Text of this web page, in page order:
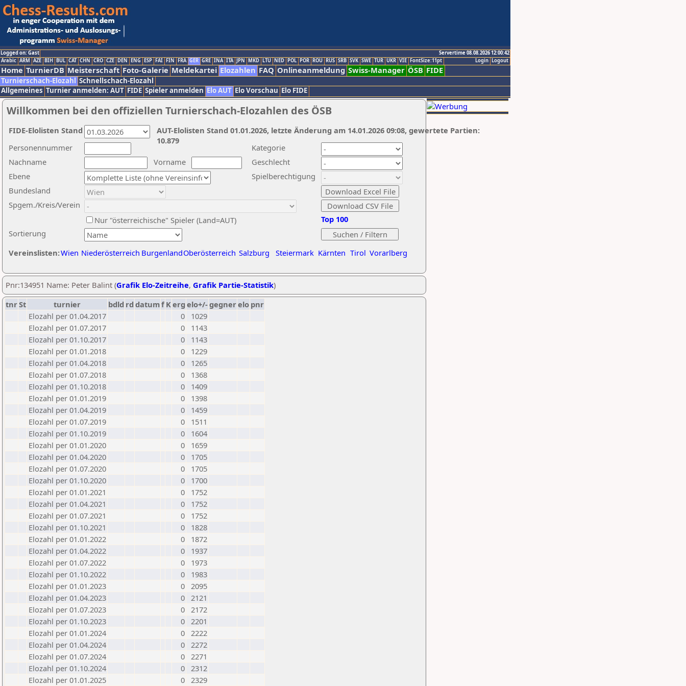
Logged on: Gast
Servertime 08.08.2026 12:00:42
Logout
Login
Arabic ARM AZE BIH BUL CAT CHN CRO CZE DEN ENG ESP FAI FIN FRA GER GRE INA ITA JPN MKD LTU NED POL POR ROU RUS SRB SVK SWE TUR UKR VIE FontSize:11pt
Home TurnierDB Meisterschaft Foto-Galerie Meldekartei Elozahlen FAQ Onlineanmeldung Swiss-Manager ÖSB FIDE
Turnierschach-Elozahl Schnellschach-Elozahl
Allgemeines Turnier anmelden: AUT FIDE Spieler anmelden Elo AUT Elo Vorschau Elo FIDE
Willkommen bei den offiziellen Turnierschach-Elozahlen des ÖSB
Nachname
Vorname
Ebene
Kategorie
Sortierung
Personennummer
Bundesland
Spgem./Kreis/Verein
Geschlecht
Nur "österreichische" Spieler (Land=AUT)
Spielberechtigung
Vereinslisten:Wien Niederösterreich BurgenlandOberösterreich Salzburg Steiermark Kärnten Tirol Vorarlberg
Top 100
AUT-Elolisten Stand 01.01.2026, letzte Änderung am 14.01.2026 09:08, gewertete Partien:
10.879
FIDE-Elolisten Stand
Pnr:134951 Name: Peter Balint (Grafik Elo-Zeitreihe, Grafik Partie-Statistik)
tnrSt turnier bdld rd datumf Kerg elo+/-gegnerelo pnr
Elozahl per 01.04.2017
0
1029
Elozahl per 01.07.2017
0
1143
Elozahl per 01.10.2017
0
1143
Elozahl per 01.01.2018
0
1229
Elozahl per 01.04.2018
0
1265
Elozahl per 01.07.2018
0
1368
Elozahl per 01.10.2018
0
1409
Elozahl per 01.01.2019
0
1398
Elozahl per 01.04.2019
0
1459
Elozahl per 01.07.2019
0
1511
Elozahl per 01.10.2019
0
1604
Elozahl per 01.01.2020
0
1659
Elozahl per 01.04.2020
0
1705
Elozahl per 01.07.2020
0
1705
Elozahl per 01.10.2020
0
1700
Elozahl per 01.01.2021
0
1752
Elozahl per 01.04.2021
0
1752
Elozahl per 01.07.2021
0
1752
Elozahl per 01.10.2021
0
1828
Elozahl per 01.01.2022
0
1872
Elozahl per 01.04.2022
0
1937
Elozahl per 01.07.2022
0
1973
Elozahl per 01.10.2022
0
1983
Elozahl per 01.01.2023
0 2095
Elozahl per 01.04.2023
0 2121
Elozahl per 01.07.2023
0 2172
Elozahl per 01.10.2023
0 2201
Elozahl per 01.01.2024
0 2222
Elozahl per 01.04.2024
0 2272
Elozahl per 01.07.2024
0 2271
Elozahl per 01.10.2024
0 2312
Elozahl per 01.01.2025
0 2329